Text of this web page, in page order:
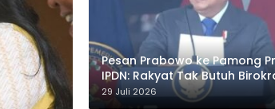
Pesan Prabowo ke Pamong
IPDN: Rakyat Tak Butuh
29 Juli 2026